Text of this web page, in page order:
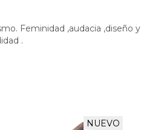
Feminidad ,audacia ,diseño y
.
NUEVO